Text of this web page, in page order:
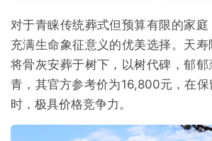
对于青睐传统葬式但预算有限的家
充满生命象征意义的优美选择。天寿
将骨灰安葬于树下，以树代碑，郁
青，其官方参考价为16,800元，在保
时，极具价格竞争力。